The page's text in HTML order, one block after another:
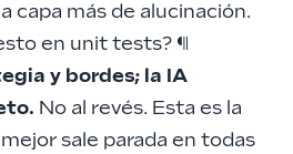
capa más de alucinación.
en unit tests? ¶
y bordes; la IA
No al revés. Esta es la
sale parada en todas